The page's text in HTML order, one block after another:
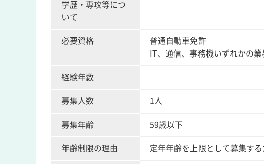
学歴・専攻等につ
いて
必要資格
普通自動車免許
IT、通信、事務機いずれかの
経験年数
募集人数 1人
募集年齢 59歳以下
年齢制限の理由 定年年齢を上限として募集する